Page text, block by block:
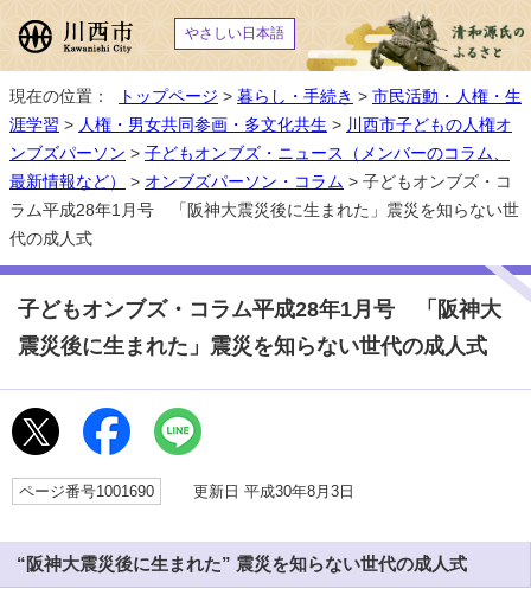
やさしい日本語
現在の位置： トップページ > 暮らし・手続き > 市民活動・人権・生
涯学習 > 人権・男女共同参画・多文化共生 > 川西市子どもの人権オ
ンブズパーソン > 子どもオンブズ・ニュース（メンバーのコラム、
最新情報など）
> オンブズパーソン・コラム > 子どもオンブズ・コ
ラム平成28年1月号 「阪神大震災後に生まれた」震災を知らない世
代の成人式
子どもオンブズ・コラム平成28年1月号 「阪神大
震災後に生まれた」震災を知らない世代の成人式
ページ番号1001690 更新日 平成30年8月3日
“阪神大震災後に生まれた” 震災を知らない世代の成人式